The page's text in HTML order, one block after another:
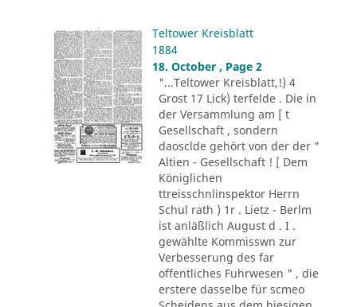
Teltower Kreisblatt
1884
18. October , Page 2
"...Teltower Kreisblatt,!) 4
Grost 17 Lick) terfelde . Die in
der Versammlung am [ t
Gesellschaft , sondern
daosclde gehört von der der "
Altien - Gesellschaft ! [ Dem
Königlichen
ttreisschnlinspektor Herrn
Schul rath ) 1r . Lietz - Berlm
ist anläßlich August d . I .
gewählte Kommisswn zur
Verbesserung des far
offentliches Fuhrwesen " , die
erstere dasselbe für scmeo